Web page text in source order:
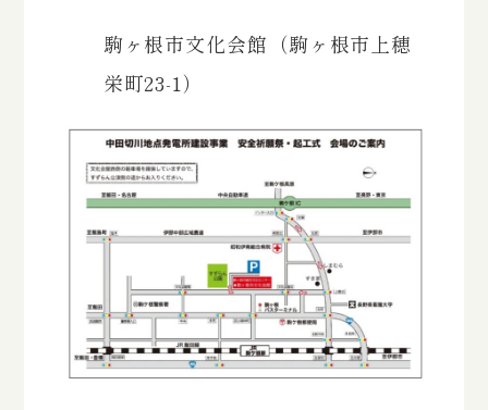
駒ヶ根市文化会館（駒ヶ根市上穂
栄町23-1）